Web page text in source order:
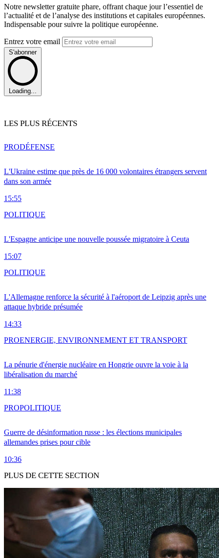
Notre newsletter gratuite phare, offrant chaque jour l’essentiel de
l’actualité et de l’analyse des institutions et capitales européennes.
Indispensable pour suivre la politique européenne.
Entrez votre email
S'abonner
Loading...
LES PLUS RÉCENTS
L'Ukraine estime que près de 16 000 volontaires étrangers servent
dans son armée
15:55
PRODÉFENSE
L'Espagne anticipe une nouvelle poussée migratoire à Ceuta
15:07
POLITIQUE
L'Allemagne renforce la sécurité à l'aéroport de Leipzig après une
attaque hybride présumée
14:33
POLITIQUE
La pénurie d'énergie nucléaire en Hongrie ouvre la voie à la
libéralisation du marché
11:38
PROENERGIE, ENVIRONNEMENT ET TRANSPORT
Guerre de désinformation russe : les élections municipales
allemandes prises pour cible
10:36
PROPOLITIQUE
PLUS DE CETTE SECTION